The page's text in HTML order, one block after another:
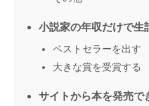
小説家の年収だけで生
ベストセラーを出す
大きな賞を受賞する
サイトから本を発売で